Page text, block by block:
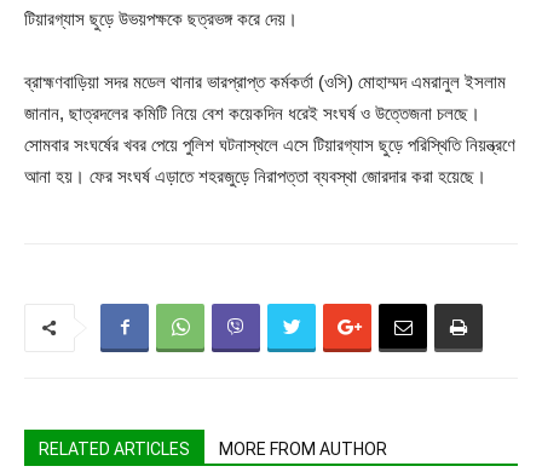
টিয়ারগ্যাস ছুড়ে উভয়পক্ষকে ছত্রভঙ্গ করে দেয়।
ব্রাহ্মণবাড়িয়া সদর মডেল থানার ভারপ্রাপ্ত কর্মকর্তা (ওসি) মোহাম্মদ এমরানুল ইসলাম
জানান, ছাত্রদলের কমিটি নিয়ে বেশ কয়েকদিন ধরেই সংঘর্ষ ও উত্তেজনা চলছে।
সোমবার সংঘর্ষের খবর পেয়ে পুলিশ ঘটনাস্থলে এসে টিয়ারগ্যাস ছুড়ে পরিস্থিতি নিয়ন্ত্রণে
আনা হয়। ফের সংঘর্ষ এড়াতে শহরজুড়ে নিরাপত্তা ব্যবস্থা জোরদার করা হয়েছে।
RELATED ARTICLES MORE FROM AUTHOR